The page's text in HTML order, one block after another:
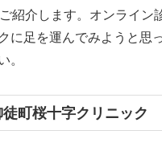
紹介します。オンライン
に足を運んでみようと思
。
町桜十字クリニック